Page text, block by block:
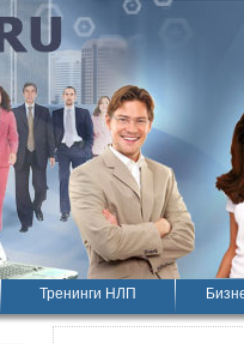
Тренинги НЛП